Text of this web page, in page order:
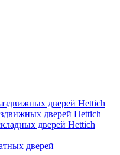
дверей Hettich
дверей Hettich
дверей Hettich
дверей